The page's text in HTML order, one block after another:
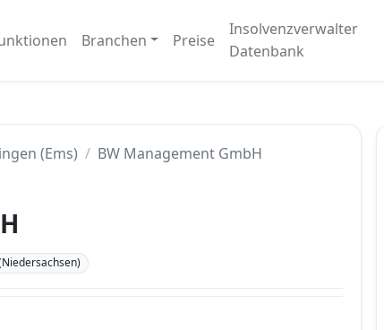
Branchen Preise
Insolvenzverwalter
Datenbank
(Ems) BW Management GmbH